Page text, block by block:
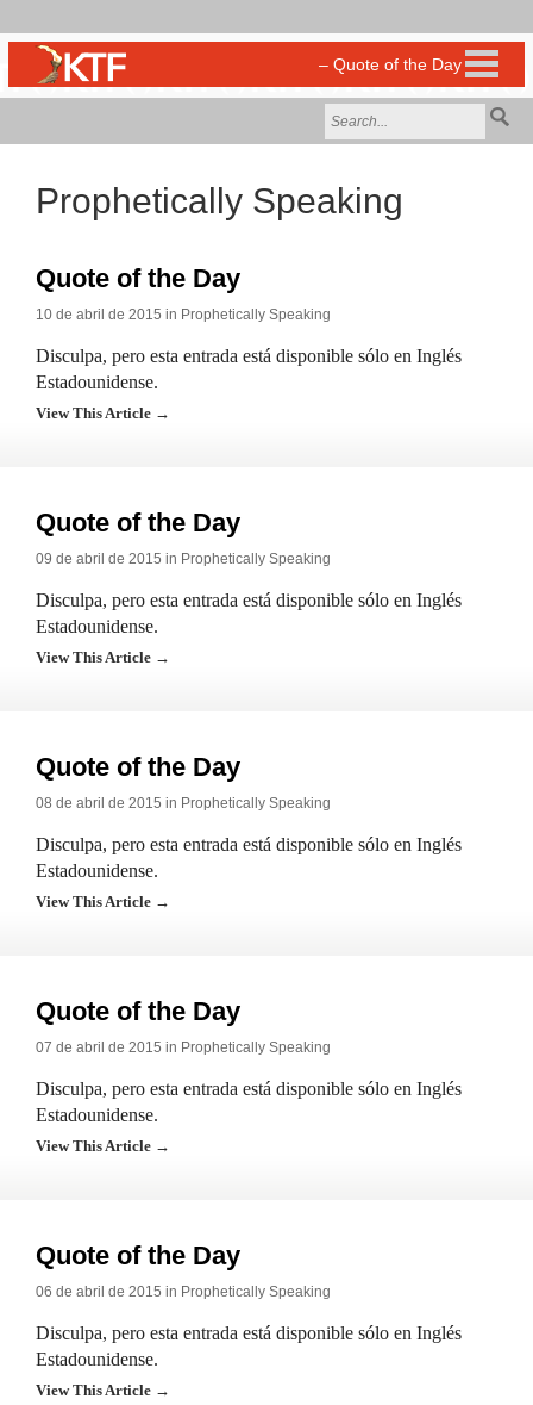
Prophetically Speaking
Quote of the Day
10 de abril de 2015 in Prophetically Speaking
Disculpa, pero esta entrada está disponible sólo en Inglés
Estadounidense.
View This Article →
Quote of the Day
09 de abril de 2015 in Prophetically Speaking
Disculpa, pero esta entrada está disponible sólo en Inglés
Estadounidense.
View This Article →
Quote of the Day
08 de abril de 2015 in Prophetically Speaking
Disculpa, pero esta entrada está disponible sólo en Inglés
Estadounidense.
View This Article →
Quote of the Day
07 de abril de 2015 in Prophetically Speaking
Disculpa, pero esta entrada está disponible sólo en Inglés
Estadounidense.
View This Article →
Quote of the Day
06 de abril de 2015 in Prophetically Speaking
Disculpa, pero esta entrada está disponible sólo en Inglés
Estadounidense.
View This Article →